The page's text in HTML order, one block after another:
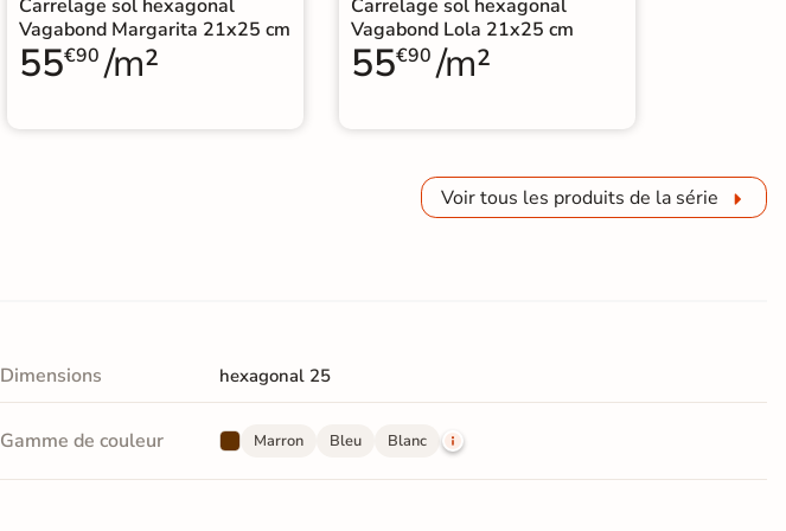
Carrelage sol hexagonal
Vagabond Margarita 21x25 cm
55€90 /m²
Carrelage sol hexagonal
Vagabond Lola 21x25 cm
55€90 /m²
Voir tous les produits de la série
Dimensions hexagonal 25
Gamme de couleur Marron Bleu Blanc